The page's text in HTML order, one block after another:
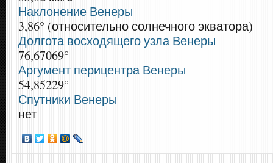
Наклонение Венеры
3,86° (относительно солнечного экватора)
Долгота восходящего узла Венеры
76,67069°
Аргумент перицентра Венеры
54,85229°
Спутники Венеры
нет